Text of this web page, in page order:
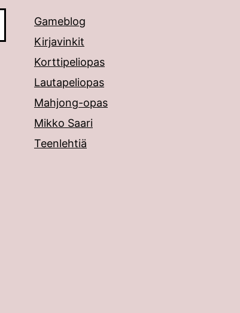
Gameblog
Kirjavinkit
Korttipeliopas
Lautapeliopas
Mahjong-opas
Mikko Saari
Teenlehtiä